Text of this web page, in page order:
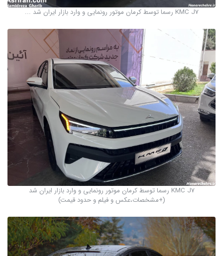
KMC J7 رسما توسط کرمان موتور رونمایی و وارد بازار ایران شد ...
KMC J7 رسما توسط کرمان موتور رونمایی و وارد بازار ایران شد
(+مشخصات،عکس و فیلم و حدود قیمت)